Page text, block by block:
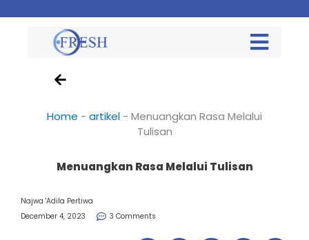
Home - artikel - Menuangkan Rasa Melalui
Tulisan
Menuangkan Rasa Melalui Tulisan
Najwa 'Adila Pertiwa
December 4, 2023
3 Comments